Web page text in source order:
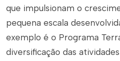
que impulsionam o
pequena escala
exemplo é o Programa
diversificação das